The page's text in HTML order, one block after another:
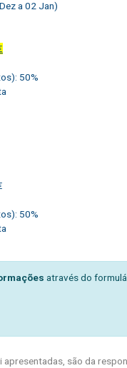
a 02 Jan)
50%
50%
através do
são da